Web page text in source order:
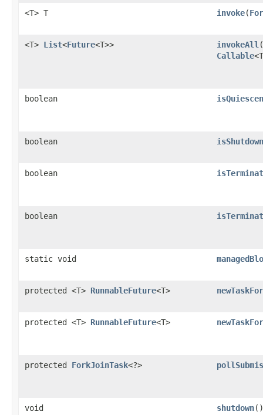
<T> T invoke(
<T> List<Future<T>> invokeAll (
Callable
boolean
boolean isShutdown
boolean
boolean
static void
protected <T> RunnableFuture<T> newTaskFor
protected <T> RunnableFuture<T> newTaskFor
protected ForkJoinTask<?>
void shutdown()